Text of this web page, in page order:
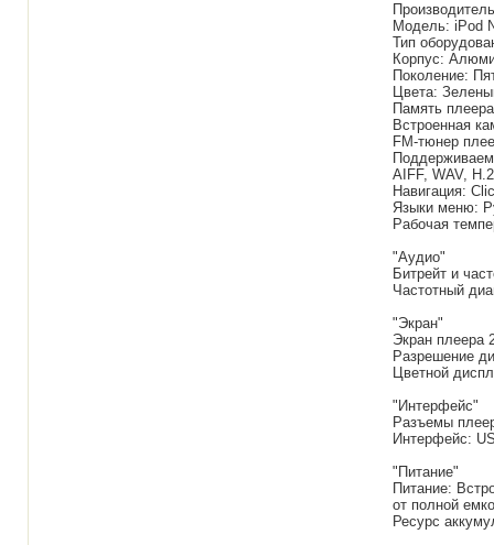
Модель: iPod
Тип
Корпус:
Поколение:
Цвета:
Память
Встроенная
FM-тюнер
AIFF, WAV,
Навигация:
Языки меню:
Рабочая
"Аудио"
Битрейт и
Частотный
"Экран"
Экран плеера
Разрешение
Цветной
"Интерфейс"
Разъемы
Интерфейс:
"Питание"
Питание:
от полной
Ресурс